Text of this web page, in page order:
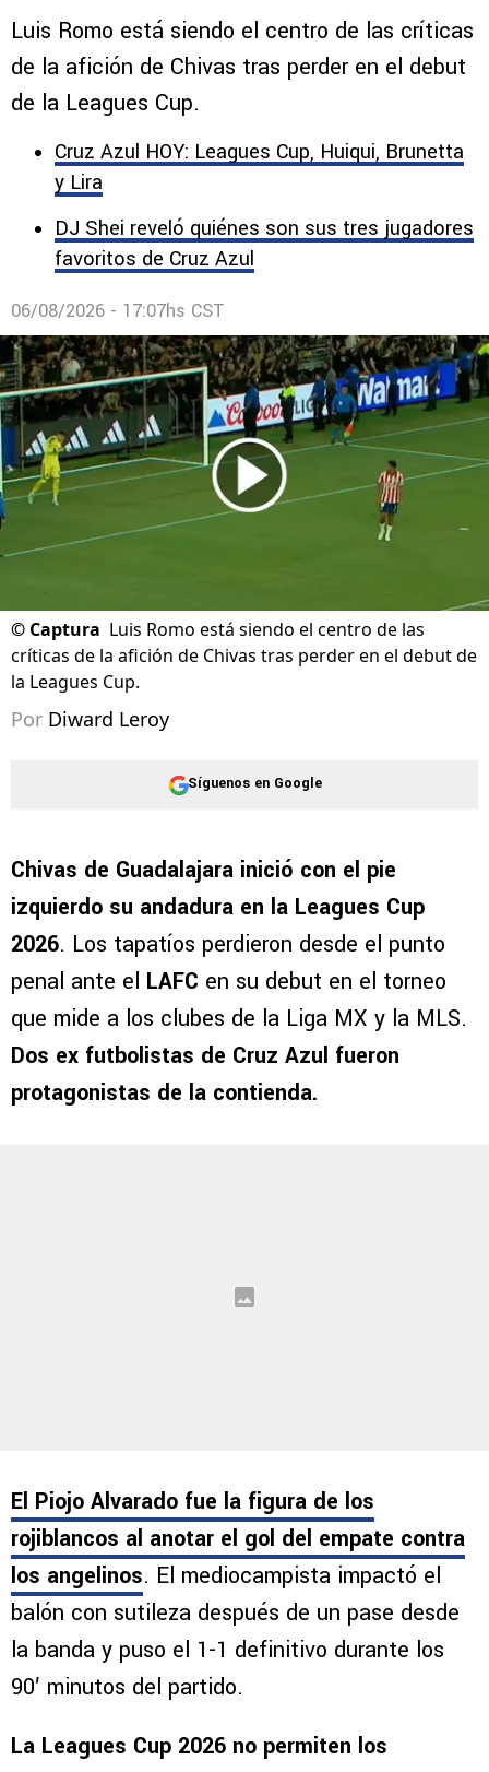
Luis Romo está siendo el centro de las críticas
de la afición de Chivas tras perder en el debut
de la Leagues Cup.
Cruz Azul HOY: Leagues Cup, Huiqui, Brunetta
y Lira
DJ Shei reveló quiénes son sus tres jugadores
favoritos de Cruz Azul
06/08/2026 - 17:07hs CST
© Captura Luis Romo está siendo el centro de las
críticas de la afición de Chivas tras perder en el debut de
la Leagues Cup.
Por Diward Leroy
Síguenos en Google
Chivas de Guadalajara inició con el pie
izquierdo su andadura en la Leagues Cup
2026. Los tapatíos perdieron desde el punto
penal ante el LAFC en su debut en el torneo
que mide a los clubes de la Liga MX y la MLS.
Dos ex futbolistas de Cruz Azul fueron
protagonistas de la contienda.
El Piojo Alvarado fue la figura de los
rojiblancos al anotar el gol del empate contra
los angelinos. El mediocampista impactó el
balón con sutileza después de un pase desde
la banda y puso el 1-1 definitivo durante los
90′ minutos del partido.
La Leagues Cup 2026 no permiten los